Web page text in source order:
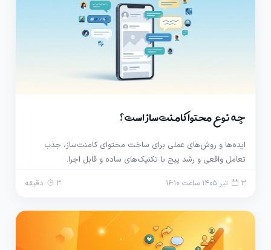
چه نوع محتوا کامنت‌ساز است؟
ایده‌ها و روش‌های عملی برای ساخت محتوای کامنت‌ساز، جذب
تعامل واقعی و رشد پیج با تکنیک‌های ساده و قابل اجرا.
3 تیر 1405 ساعت 16:10 3 دقیقه